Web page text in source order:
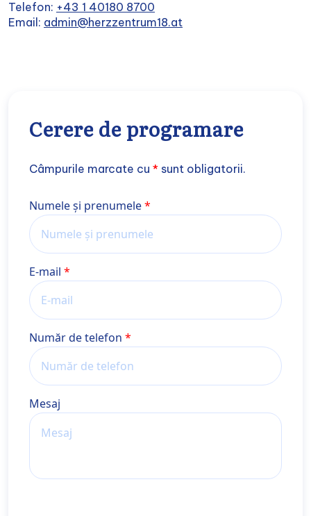
Telefon: +43 1 40180 8700
Email: admin@herzzentrum18.at
Cerere de programare
Câmpurile marcate cu * sunt obligatorii.
Nume și prenume
Numele și prenumele
E-mail
Număr de telefon
Mesaj